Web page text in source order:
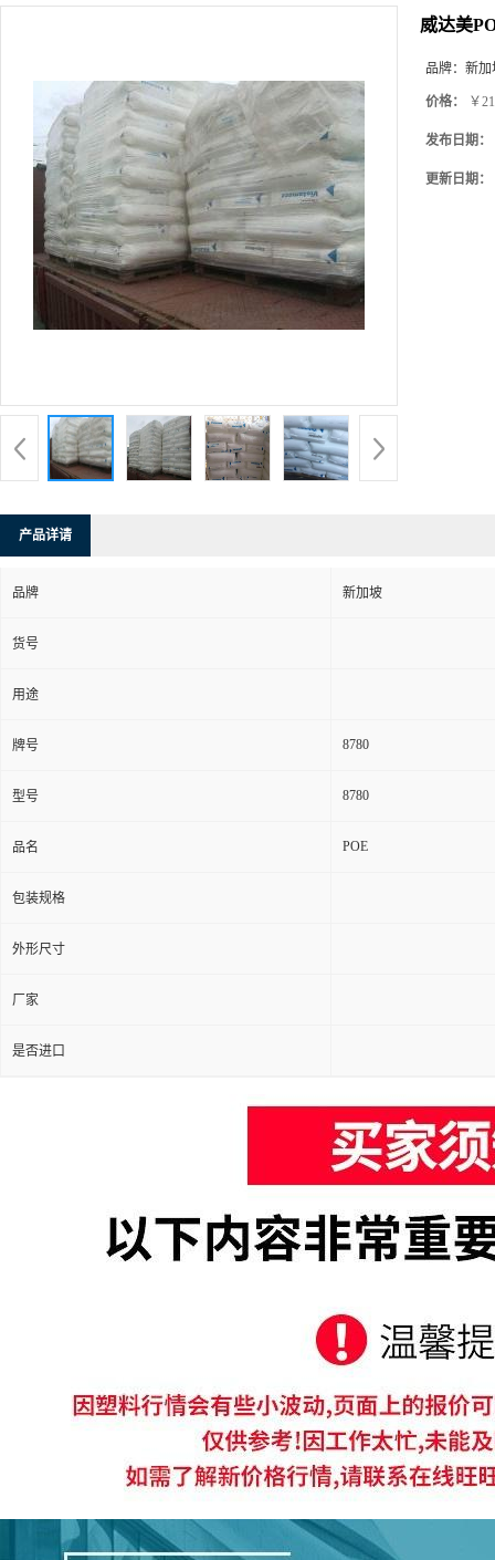
威达美
品牌： 新加
价格： ￥
发布日期：
更新日期：
产品详请
品牌 新加坡
货号
用途
牌号 8780
型号 8780
品名 POE
包装规格
外形尺寸
厂家
是否进口